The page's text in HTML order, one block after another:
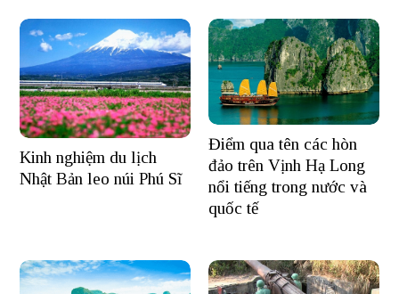
Kinh nghiệm du lịch
Nhật Bản leo núi Phú Sĩ
Điểm qua tên các hòn
đảo trên Vịnh Hạ Long
nổi tiếng trong nước và
quốc tế